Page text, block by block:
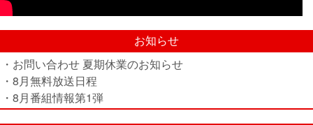
お知らせ
・お問い合わせ 夏期休業のお知らせ
・8月無料放送日程
・8月番組情報第1弾